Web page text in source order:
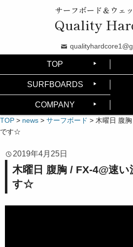
サーフボード＆ウェ
Quality
TOP
SURFBOARDS
COMPANY
TOP > news > サーフボード > 木曜日 腹
です☆
2019年4月25日
木曜日 腹胸 / FX-4@速
す☆